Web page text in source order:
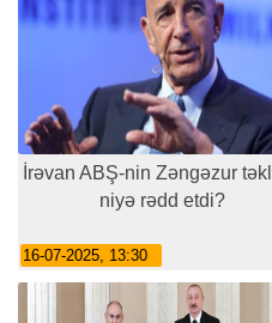
İrəvan ABŞ-nin Zəngəzur
niyə rədd etdi?
16-07-2025, 13:30